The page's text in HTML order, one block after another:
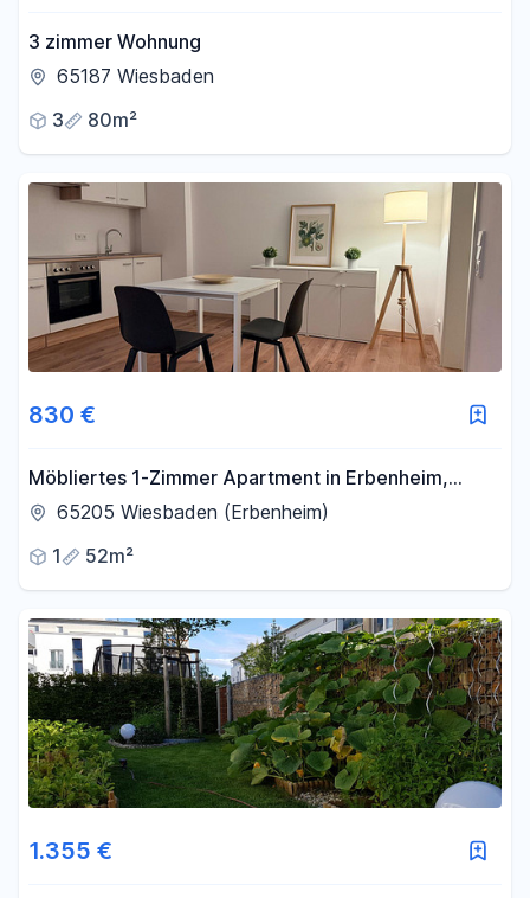
3 zimmer Wohnung
65187 Wiesbaden
3
80m²
830 €
Möbliertes 1-Zimmer Apartment in Erbenheim,
Erstbezug
65205 Wiesbaden (Erbenheim)
1
52m²
1.355 €